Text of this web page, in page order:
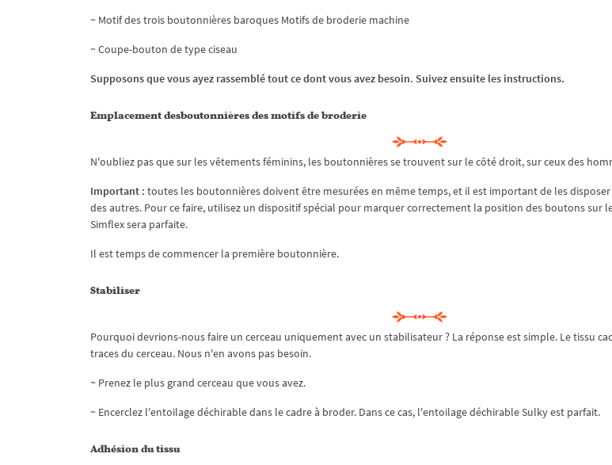
~ Motif des trois boutonnières baroques Motifs de broderie machine
~ Coupe-bouton de type ciseau
Supposons que vous ayez rassemblé tout ce dont vous avez besoin. Suivez ensuite les instructions.
Emplacement desboutonnières des motifs de broderie
N'oubliez pas que sur les vêtements féminins, les boutonnières se trouvent sur le côté droit, sur ceux des
Important : toutes les boutonnières doivent être mesurées en même temps, et il est important de les
des autres. Pour ce faire, utilisez un dispositif spécial pour marquer correctement la position des boutons sur
Simflex sera parfaite.
Il est temps de commencer la première boutonnière.
Stabiliser
Pourquoi devrions-nous faire un cerceau uniquement avec un stabilisateur ? La réponse est simple. Le tissu
traces du cerceau. Nous n'en avons pas besoin.
~ Prenez le plus grand cerceau que vous avez.
~ Encerclez l'entoilage déchirable dans le cadre à broder. Dans ce cas, l'entoilage déchirable Sulky est parfait.
Adhésion du tissu